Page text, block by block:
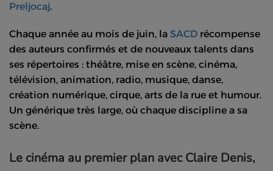
Preljocaj.
Chaque année au mois de juin, la SACD récompense
des auteurs confirmés et de nouveaux talents dans
ses répertoires : théâtre, mise en scène, cinéma,
télévision, animation, radio, musique, danse,
création numérique, cirque, arts de la rue et humour.
Un générique très large, où chaque discipline a sa
scène.
Le cinéma au premier plan avec Claire Denis,